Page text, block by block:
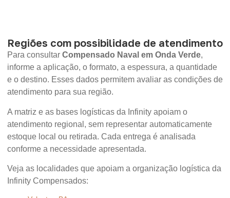
Regiões com possibilidade de atendimento
Para consultar Compensado Naval em Onda Verde,
informe a aplicação, o formato, a espessura, a quantidade
e o destino. Esses dados permitem avaliar as condições de
atendimento para sua região.
A matriz e as bases logísticas da Infinity apoiam o
atendimento regional, sem representar automaticamente
estoque local ou retirada. Cada entrega é analisada
conforme a necessidade apresentada.
Veja as localidades que apoiam a organização logística da
Infinity Compensados: